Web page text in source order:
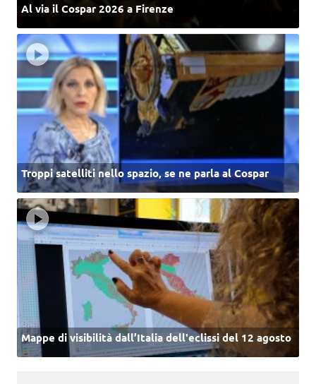
Al via il Cospar 2026 a Firenze
Troppi satelliti nello spazio, se ne parla al Cospar
Mappe di visibilità dall’Italia dell'eclissi del 12 agosto